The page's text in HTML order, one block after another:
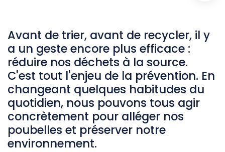
Avant de trier, avant de recycler, il y
a un geste encore plus efficace :
réduire nos déchets à la source.
C'est tout l'enjeu de la prévention. En
changeant quelques habitudes du
quotidien, nous pouvons tous agir
concrètement pour alléger nos
poubelles et préserver notre
environnement.